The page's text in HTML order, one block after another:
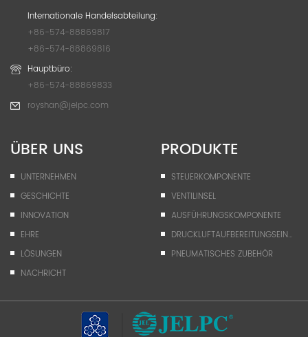
Internationale Handelsabteilung:
+86-574-88869817
+86-574-88869816
Hauptbüro:
+86-574-88869833
royshan@jelpc.com
ÜBER UNS
UNTERNEHMEN
GESCHICHTE
INNOVATION
EHRE
LÖSUNGEN
NACHRICHT
PRODUKTE
STEUERKOMPONENTE
VENTILINSEL
AUSFÜHRUNGSKOMPONENTE
DRUCKLUFTAUFBEREITUNGSEINHEIT
PNEUMATISCHES ZUBEHÖR